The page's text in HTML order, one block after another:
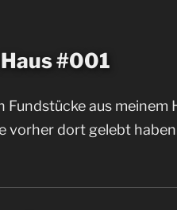
#001
aus meinem
vorher dort gelebt